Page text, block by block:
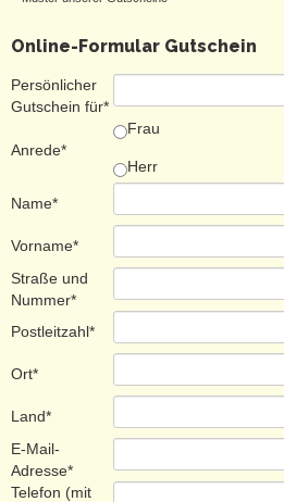
Online-Formular Gutschein
Persönlicher
Gutschein für*
Anrede*
Frau
Herr
Name*
Vorname*
Straße und
Nummer*
Postleitzahl*
Ort*
Land*
E-Mail-
Adresse*
Telefon (mit